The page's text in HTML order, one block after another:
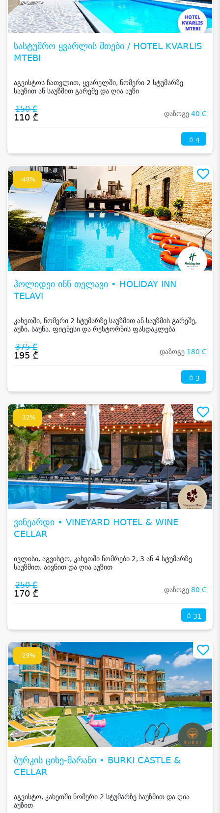
სასტუმრო ყვარლის მთები / HOTEL KVARLIS
MTEBI
აგვისტოს ჩათვლით, ყვარელში, ნომერი 2 სტუმარზე
საუზით ან საუზმით გარეშე და ღია აუზი
150 ₾
110 ₾ დაზოგე 40 ₾
4
-48%
ჰოლიდეი ინნ თელავი • HOLIDAY INN
TELAVI
კახეთში, ნომერი 2 სტუმარზე საუზმით ან საუზმის გარეშე,
აუზი, საუნა, ფიტნესი და რესტორნის ფასდაკლება
375 ₾
195 ₾ დაზოგე 180 ₾
3
-32%
ვინეარდი • VINEYARD HOTEL & WINE
CELLAR
ივლისი, აგვისტო, კახეთში ნომრები 2, 3 ან 4 სტუმარზე
საუზმით, აივნით და ღია აუზით
250 ₾
170 ₾ დაზოგე 80 ₾
31
-29%
ბურკის ციხე-მარანი • BURKI CASTLE &
CELLAR
აგვისტო, კახეთში ნომერი 2 სტუმარზე საუზმით და ღია
აუზით